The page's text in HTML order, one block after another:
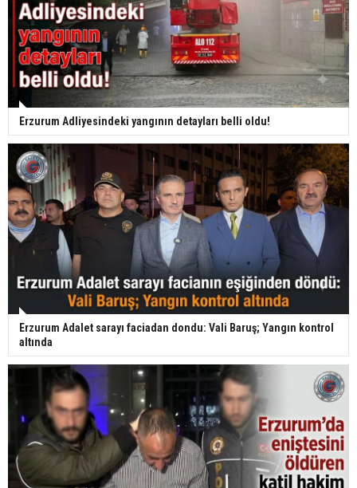
Erzurum Adliyesindeki yangının detayları belli oldu!
Erzurum Adalet sarayı faciadan dondu: Vali Baruş; Yangın kontrol
altında